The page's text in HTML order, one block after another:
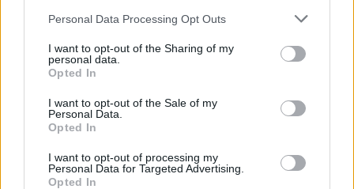
Please note that this website/app uses one or more Google
not limited to your visit or usage behaviour. You may click to
grant or deny consent to Google and its third-party tags to
use your data for below specified purposes in below Google
consent section.
Personal Data Processing Opt Outs
I want to opt-out of the Sharing of my
personal data.
Opted In
I want to opt-out of the Sale of my
Personal Data.
Opted In
I want to opt-out of processing my
Personal Data for Targeted Advertising.
Opted In
nyomait is dokumentálták.
Ceruzával lerajzolják a vesszőket, ezt követi akvarellel
a festés. A rajzok minden szempontból igen pontosak,
növény állapotát.
Csapody Vera, botanikus, növényrajzoló is
dokumentálta a hajtásokat.